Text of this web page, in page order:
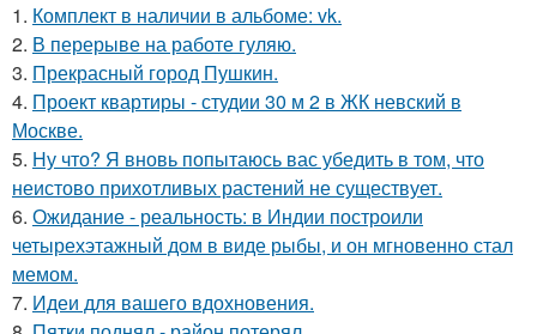
1. Комплект в наличии в альбоме: vk.
2. В перерыве на работе гуляю.
3. Прекрасный город Пушкин.
4. Проект квартиры - студии 30 м 2 в ЖК невский в
Москве.
5. Ну что? Я вновь попытаюсь вас убедить в том, что
неистово прихотливых растений не существует.
6. Ожидание - реальность: в Индии построили
четырехэтажный дом в виде рыбы, и он мгновенно стал
мемом.
7. Идеи для вашего вдохновения.